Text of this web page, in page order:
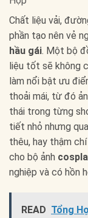
Chất liệu vải,
phần tạo nên vẻ
hầu gái. Một bộ
liệu tốt sẽ không
làm nổi bật ưu
thoải mái, từ đó
thái trong từng
tiết nhỏ nhưng
thêu, hay thậm
cho bộ ảnh
nghiệp và có hồn
READ Tổng